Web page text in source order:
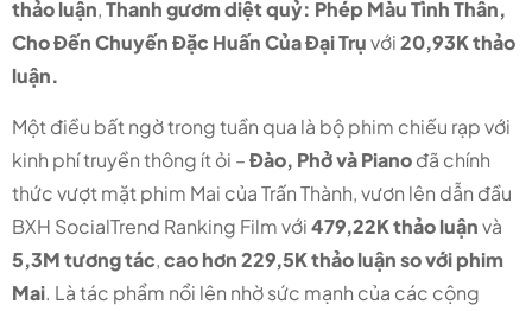
thảo luận,Thanh gươm diệt quỷ: Phép Màu Tình Thân,
Cho Đến Chuyến Đặc Huấn Của Đại Trụvới20,93K thảo
luận.
Một điều bất ngờ trong tuần qua là bộ phim chiếu rạp với
kinh phí truyền thông ít ỏi –Đào, Phở và Pianođã chính
thức vượt mặt phim Mai của Trấn Thành, vươn lên dẫn đầu
BXH SocialTrend Ranking Film với479,22K thảo luậnvà
5,3M tương tác,cao hơn 229,5K thảo luận so với phim
Mai. Là tác phẩm nổi lên nhờ sức mạnh của các cộng